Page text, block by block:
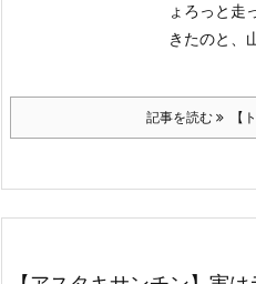
ょろっと走
きたのと、
記事を読む 【